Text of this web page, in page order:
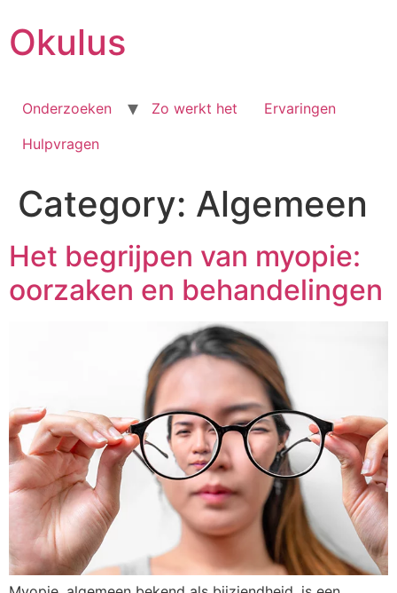
to
content
Okulus
Onderzoeken Zo werkt het
Ervaringen
Hulpvragen
Category: Algemeen
Het begrijpen van myopie:
oorzaken en behandelingen